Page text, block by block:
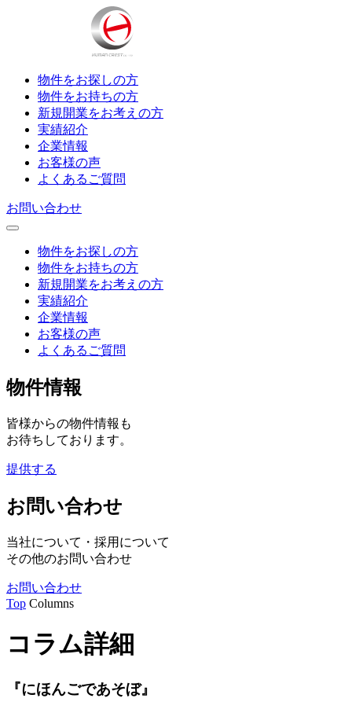
物件をお探しの方
物件をお持ちの方
新規開業をお考えの方
実績紹介
企業情報
お客様の声
よくあるご質問
お問い合わせ
物件をお探しの方
物件をお持ちの方
新規開業をお考えの方
実績紹介
企業情報
お客様の声
よくあるご質問
物件情報
皆様からの物件情報も
お待ちしております。
提供する
お問い合わせ
当社について・採用について
その他のお問い合わせ
お問い合わせ
Top Columns
コラム詳細
『にほんごであそぼ』